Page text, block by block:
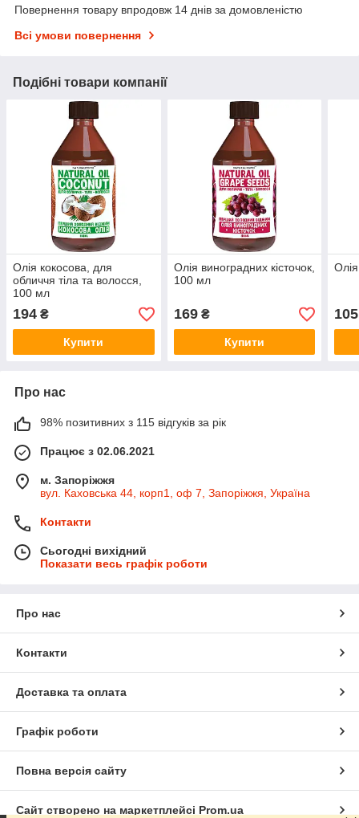
Повернення товару впродовж 14 днів за домовленістю
Всі умови повернення
Подібні товари компанії
Олія кокосова, для
обличчя тіла та волосся,
100 мл
194 ₴
Купити
Олія виноградних кісточок,
100 мл
169₴
Купити
105
Про нас
98% позитивних з 115 відгуків за рік
Працює з 02.06.2021
м. Запоріжжя
вул. Каховська 44, корп1, оф 7, Запоріжжя, Україна
Контакти
Сьогодні вихідний
Показати весь графік роботи
Про нас
Контакти
Доставка та оплата
Графік роботи
Повна версія сайту
Сайт створено на маркетплейсі Prom.ua